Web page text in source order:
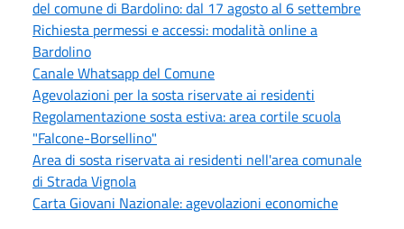
del comune di Bardolino: dal 17 agosto al 6 settembre
Richiesta permessi e accessi: modalità online a
Bardolino
Canale Whatsapp del Comune
Agevolazioni per la sosta riservate ai residenti
Regolamentazione sosta estiva: area cortile scuola
"Falcone-Borsellino"
Area di sosta riservata ai residenti nell'area comunale
di Strada Vignola
Carta Giovani Nazionale: agevolazioni economiche